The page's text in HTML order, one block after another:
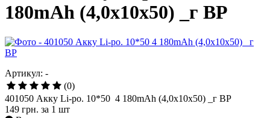
180mAh (4,0x10x50) _г BP
Артикул: -
(0)
401050 Акку Li-po. 10*50 4 180mAh (4,0x10x50) _г BP
149 грн. за 1 шт